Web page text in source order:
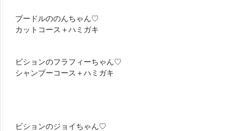
プードルののんちゃん♡
カットコース＋ハミガキ
ビションのフラフィーちゃん♡
シャンプーコース＋ハミガキ
ビションのジョイちゃん♡